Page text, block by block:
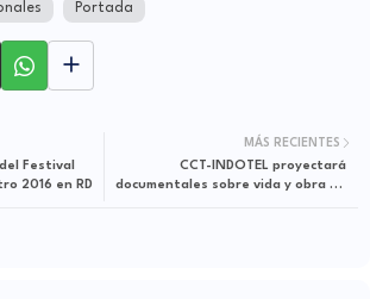
Portada
MÁS RECIENTES
CCT-INDOTEL proyectará
documentales sobre vida y obra de
Festival
2016 en RD